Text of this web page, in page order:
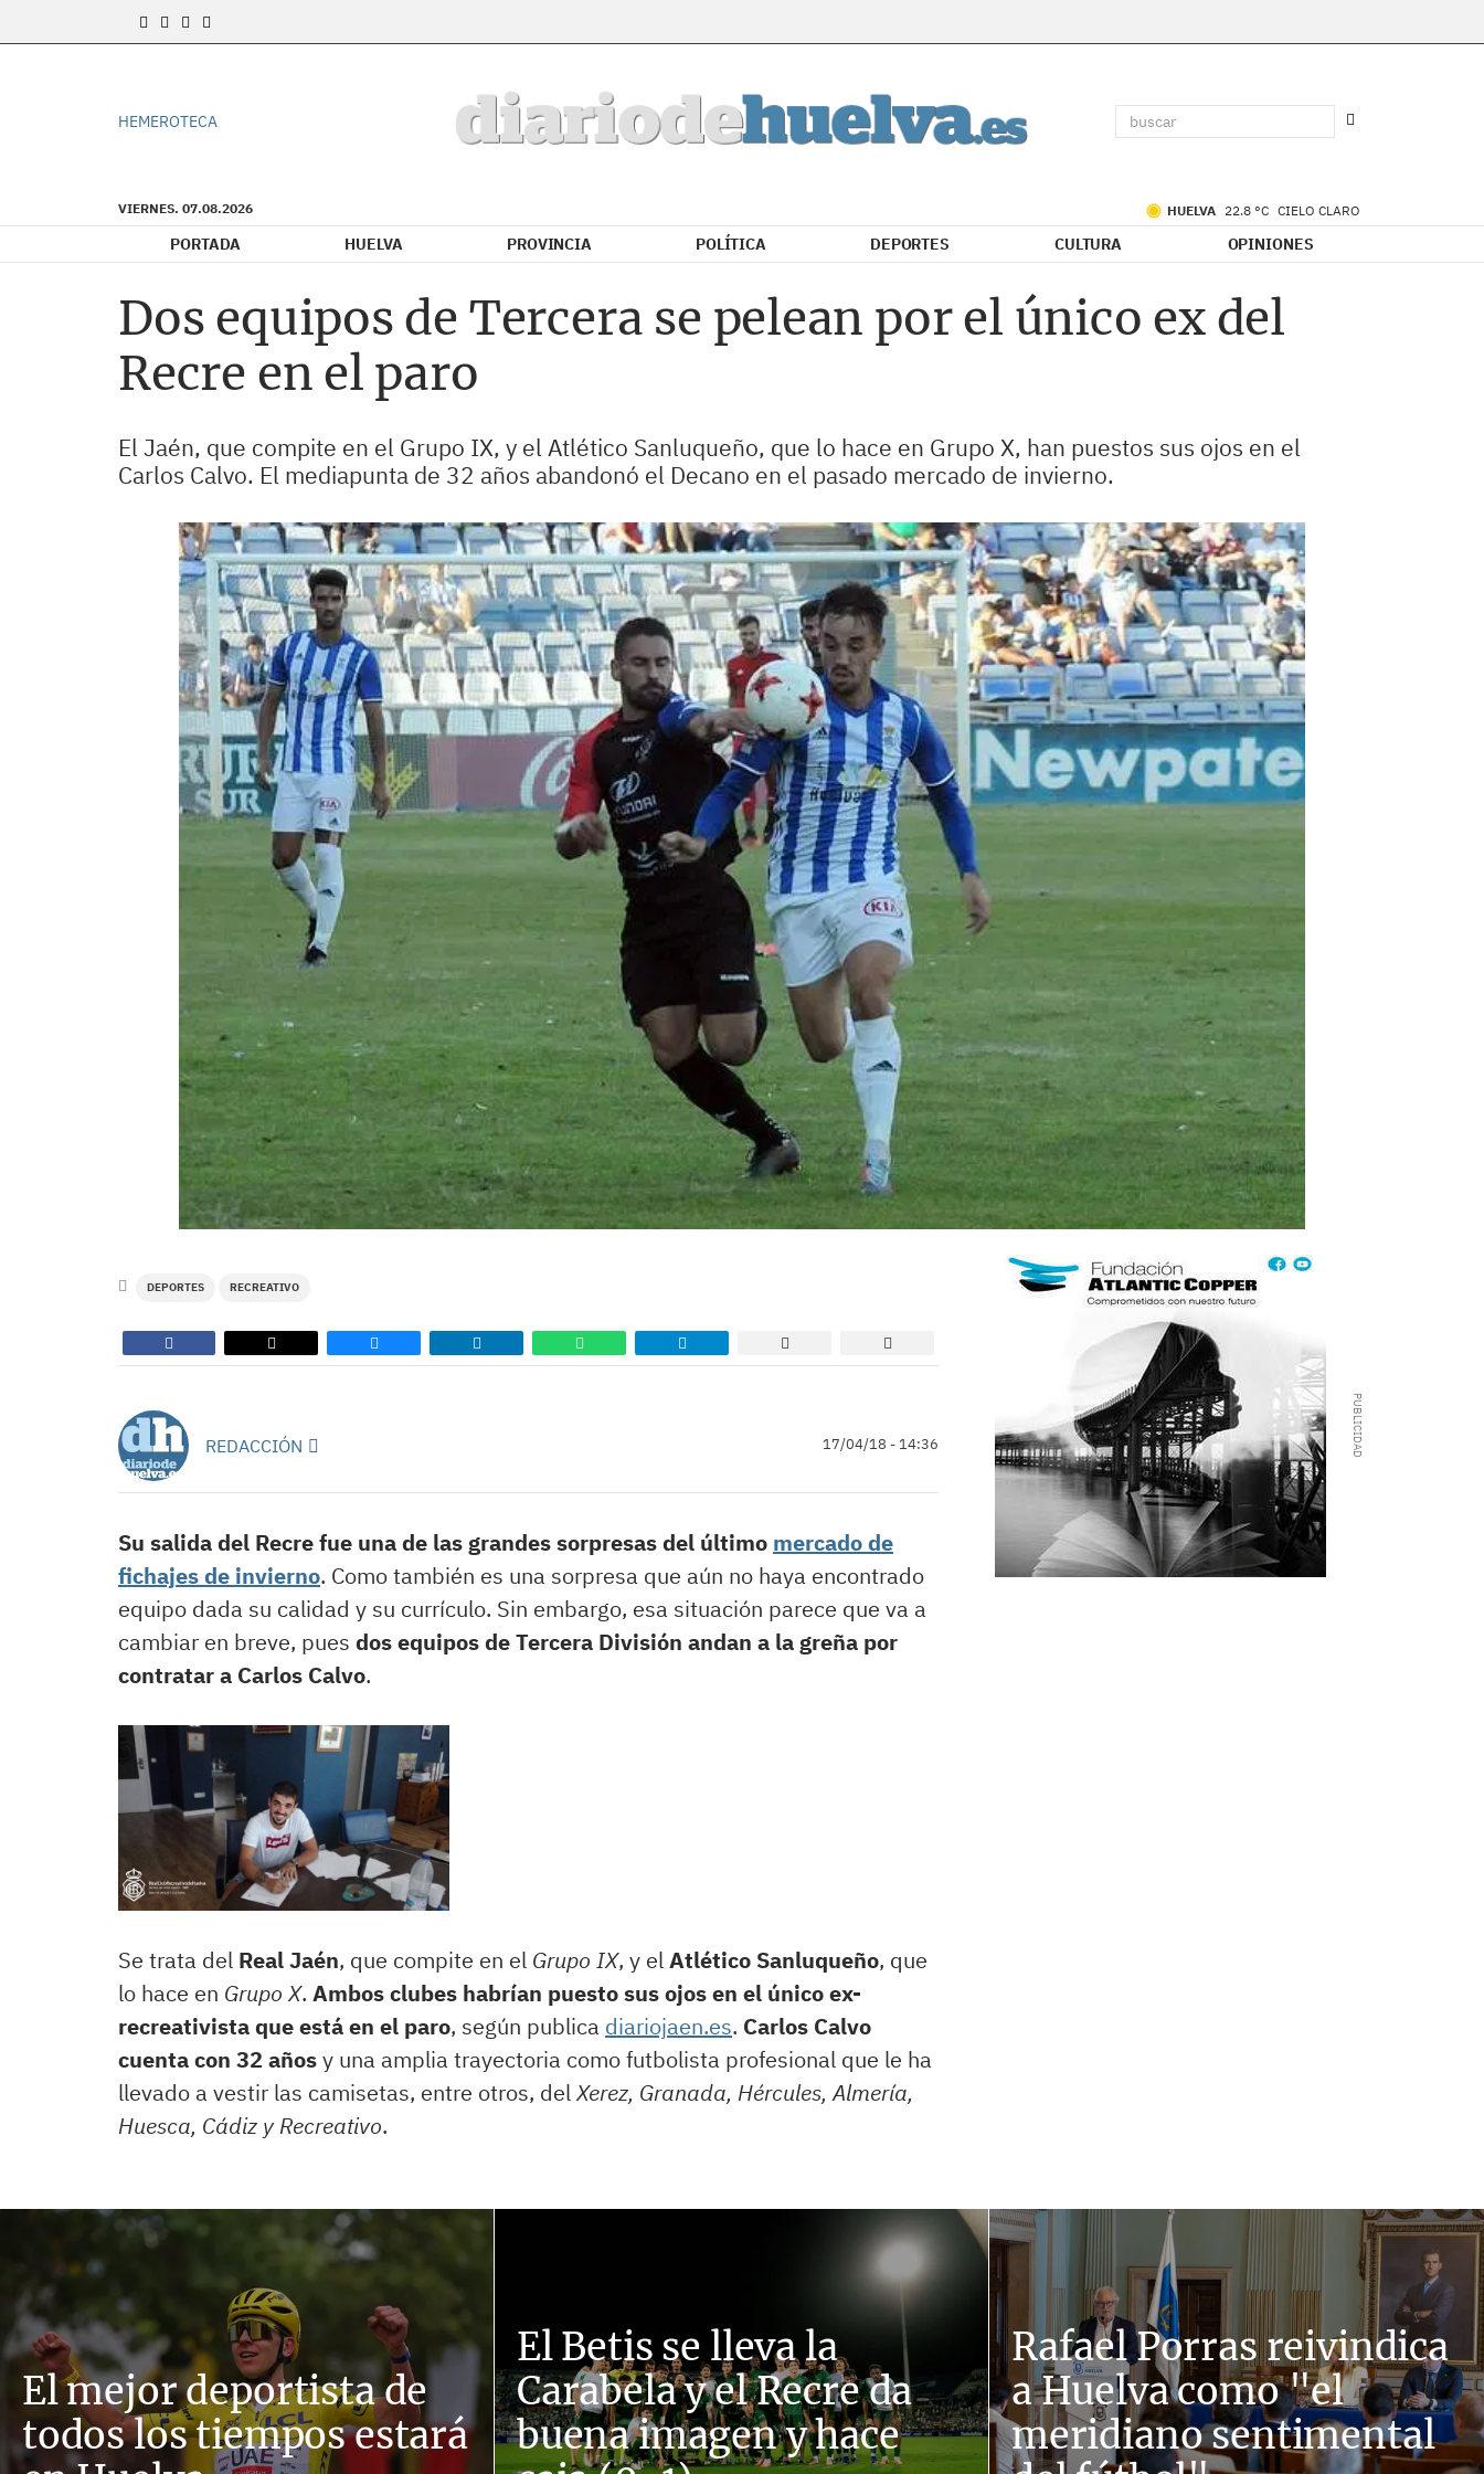
HEMEROTECA
VIERNES. 07.08.2026 HUELVA 22.8 °C CIELO CLARO
PORTADA HUELVA PROVINCIA POLÍTICA DEPORTES CULTURA OPINIONES
Dos equipos de Tercera se pelean por el único ex del
Recre en el paro
El Jaén, que compite en el Grupo IX, y el Atlético Sanluqueño, que lo hace en Grupo X, han puestos sus ojos en el
Carlos Calvo. El mediapunta de 32 años abandonó el Decano en el pasado mercado de invierno.
DEPORTES RECREATIVO
REDACCIÓN 17/04/18 - 14:36
Su salida del Recre fue una de las grandes sorpresas del último mercado de
fichajes de invierno. Como también es una sorpresa que aún no haya encontrado
equipo dada su calidad y su currículo. Sin embargo, esa situación parece que va a
cambiar en breve, pues dos equipos de Tercera División andan a la greña por
contratar a Carlos Calvo.
Se trata del Real Jaén, que compite en el Grupo IX, y elAtlético Sanluqueño, que
lo hace en Grupo X. Ambos clubes habrían puesto sus ojos en el único ex-
recreativista que está en el paro, según publica diariojaen.es. Carlos Calvo
cuenta con 32 añosy una amplia trayectoria como futbolista profesional que le ha
llevado a vestir las camisetas, entre otros, delXerez, Granada, Hércules, Almería,
Huesca, Cádiz y Recreativo.
El mejor deportista de
todos los tiempos estará
El Betis se lleva la
Carabela y el Recre da
buena imagen y hace
Rafael Porras reivindica
a Huelva como "el
meridiano sentimental